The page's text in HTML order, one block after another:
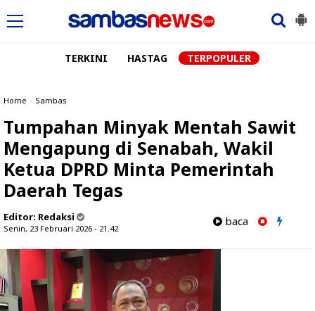
TERKINI HASTAG TERPOPULER
Home » Sambas
Tumpahan Minyak Mentah Sawit
Mengapung di Senabah, Wakil
Ketua DPRD Minta Pemerintah
Daerah Tegas
Editor: Redaksi
Senin, 23 Februari 2026 - 21.42
baca